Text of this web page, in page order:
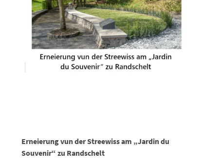
Erneierung vun der Streewiss am „Jardin du
Souvenir“ zu Randschelt